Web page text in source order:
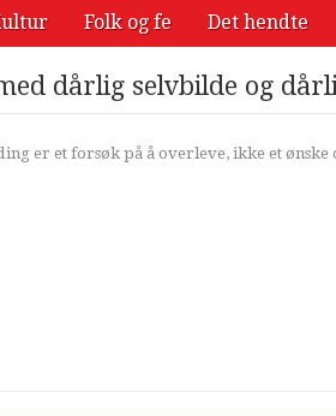
Folk og fe Det hendte
dårlig selvbilde og
er et forsøk på å overleve, ikke et ønske